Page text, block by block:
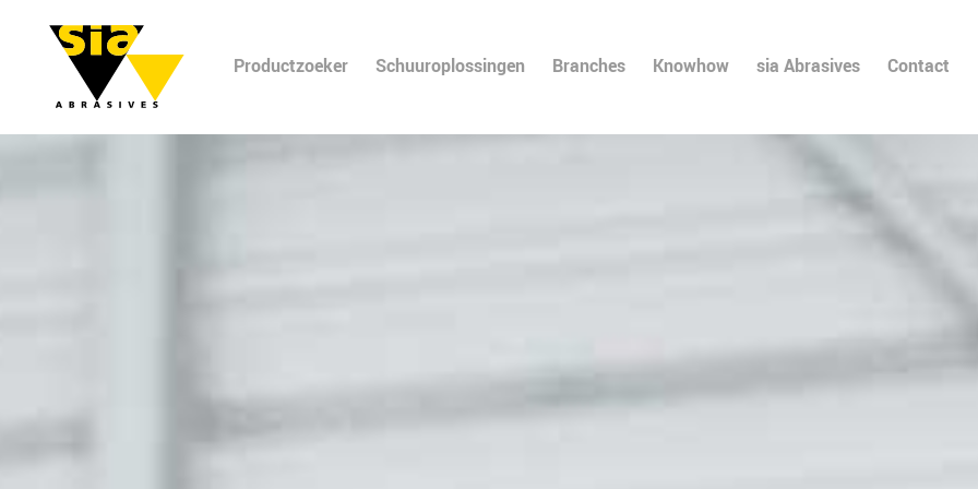
Productzoeker Schuuroplossingen Branches Knowhow sia Abrasives Contact